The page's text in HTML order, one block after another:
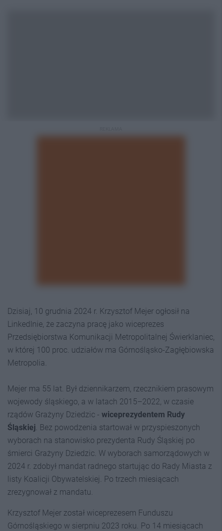
Dzisiaj, 10 grudnia 2024 r. Krzysztof Mejer ogłosił na
LinkedInie, że zaczyna pracę jako wiceprezes
Przedsiębiorstwa Komunikacji Metropolitalnej Świerklaniec,
w której 100 proc. udziałów ma Górnośląsko-Zagłębiowska
Metropolia.
Mejer ma 55 lat. Był dziennikarzem, rzecznikiem prasowym
wojewody śląskiego, a w latach 2015–2022, w czasie
rządów Grażyny Dziedzic - wiceprezydentem Rudy
Śląskiej . Bez powodzenia startował w przyspieszonych
wyborach na stanowisko prezydenta Rudy Śląskiej po
śmierci Grażyny Dziedzic. W wyborach samorządowych w
2024 r. zdobył mandat radnego startując do Rady Miasta z
listy Koalicji Obywatelskiej. Po trzech miesiącach
zrezygnował z mandatu.
Krzysztof Mejer został wiceprezesem Funduszu
Górnośląskiego w sierpniu 2023 roku. Po 14 miesiącach